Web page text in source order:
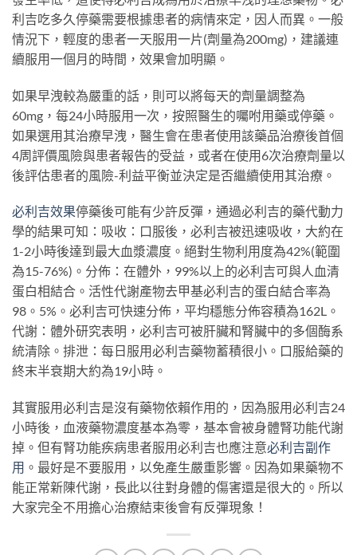
利吉吃多久停藥需要根據患者的病情來定，因人而異。一般
情況下，輕度的患者一天服用一片(劑量為200mg)，建議連
續服用一個月的時間，效果會加明顯。
如果早洩較為嚴重的話，則可以將每天的劑量調整為
60mg，每24小時服用一次，按照醫生的囑咐用藥或停藥。
如果選用其治療早洩，醫生會在患者使用該藥品治療後首個
4周評價風險與患者報告的受益，或者在使用6次治療劑量以
後評估患者的風險-利益平衡並決定是否繼續使用其治療。
必利吉效果停藥後可能有少許反彈，通過必利吉的藥代動力
學的結果可知：吸收：口服後，必利吉被迅速吸收，大約在
1-2小時後達到最大血漿濃度。絕對生物利用度為42%(範圍
為15-76%)。分佈：在體外，99%以上的必利吉可與人血清
蛋白相結合。活性代謝產物去甲基必利吉的蛋白結合率為
98。5%。必利吉可快速分佈，平均穩態分佈容積為162L。
代謝：體外研究表明，必利吉可被肝臟和腎臟中的多個酶系
統清除。排泄：每日服用必利吉藥物蓄積很小。口服給藥的
終末半衰期大約為19小時。
其實服用必利吉是沒有藥物依賴作用的，因為服用必利吉24
小時後，血液藥物濃度基本為零，基本會被身體腎功能代謝
掉。但有腎功能疾病患者服用必利吉也應注意必利吉副作
用 。最好是不要服用，以免產生嚴重影響。因為如果藥物不
能正常新陳代謝，長此以往對身體的傷害還是很大的。所以
大家完全不用擔心治療結束後會有反彈現象！